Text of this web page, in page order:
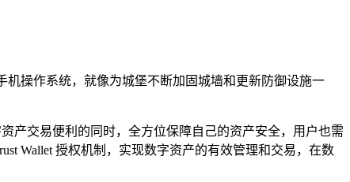
机操作系统，就像为城堡不断加固城墙和更新防御设施一
产交易便利的同时，全方位保障自己的资产安全，用户也需
Wallet 授权机制，实现数字资产的有效管理和交易，在数